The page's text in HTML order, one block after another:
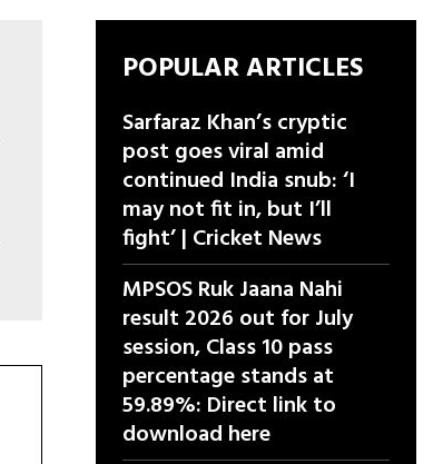
POPULAR ARTICLES
Sarfaraz Khan’s cryptic
post goes viral amid
continued India snub: ‘I
may not fit in, but I’ll
fight’ | Cricket News
MPSOS Ruk Jaana Nahi
result 2026 out for July
session, Class 10 pass
percentage stands at
59.89%: Direct link to
download here